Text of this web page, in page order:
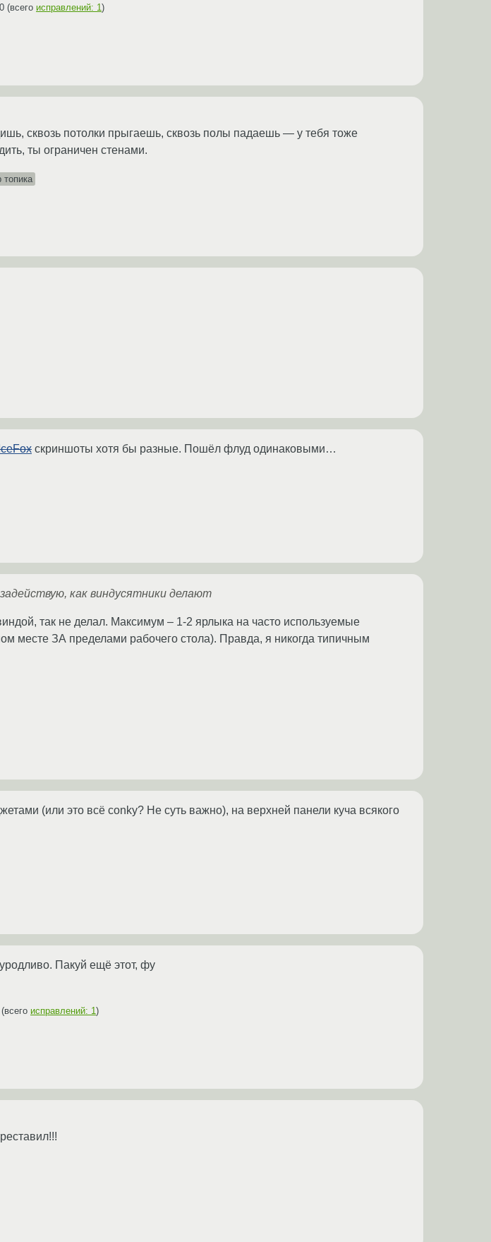
(всего исправлений: 1 )
сквозь потолки прыгаешь, сквозь полы падаешь — у тебя тоже
ты ограничен стенами.
топика
скриншоты хотя бы разные. Пошёл флуд одинаковыми…
как виндусятники делают
так не делал. Максимум – 1-2 ярлыка на часто используемые
месте ЗА пределами рабочего стола). Правда, я никогда типичным
(или это всё conky? Не суть важно), на верхней панели куча всякого
Пакуй ещё этот, фу
(всего исправлений: 1)